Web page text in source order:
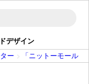
デザイン
ー 「ニットーモール